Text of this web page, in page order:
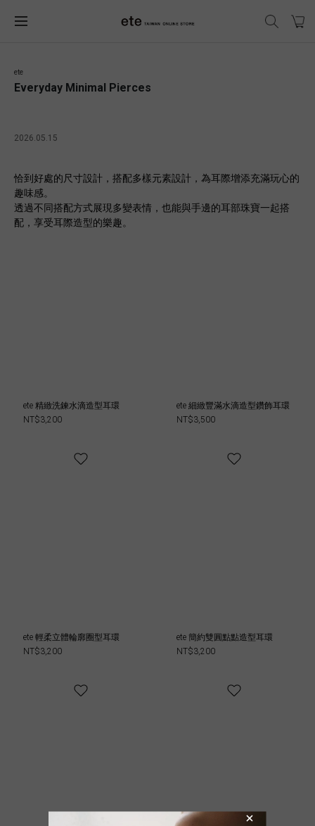
ete
Everyday Minimal Pierces
2026.05.15
恰到好處的尺寸設計，搭配多樣元素設計，為耳際增添充滿玩心的
趣味感。
透過不同搭配方式展現多變表情，也能與手邊的耳部珠寶一起搭
配，享受耳際造型的樂趣。
ete 精緻洗鍊水滴造型耳環
NT$3,200
ete 細緻豐滿水滴造型鑽飾耳環
NT$3,500
ete 輕柔立體輪廓圈型耳環
NT$3,200
ete 簡約雙圓點點造型耳環
NT$3,200